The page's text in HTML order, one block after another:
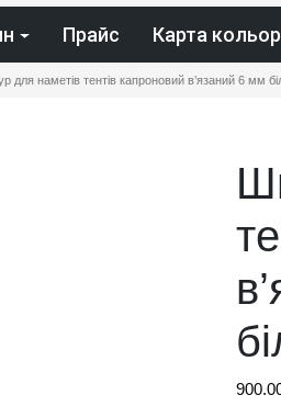
Прайс Карта
для наметів тентів капроновий в’язаний 6 мм